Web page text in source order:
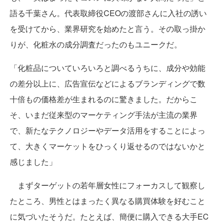
語る千葉さん。代表取締役CEOの渡部さんに入社の誘い
を受けてから、業界研究を始めたと言う。その取っ掛か
りが、化粧水の成分調査だったのもユニークだ。
「化粧品についていろいろと調べるうちに、成分や効能
の差分以上に、広告宣伝などによるブランディングで数
十倍もの価格差が生まれるのに驚きました。だからこ
そ、いまだ従来型のマーケティング手法が主流の業界
で、新たなテクノロジーやデータ活用をすることによっ
て、大きくマーケットをひっくり返せるのではないかと
感じました」
まずターゲットの若年層女性にフォーカスして観察し
たところ、男性とはまったく異なる購買体験を好むこと
に気づいたそうだ。たとえば、簡便に購入できる大手EC